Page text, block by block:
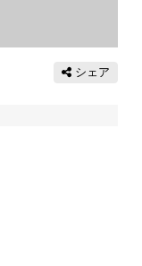
シェア